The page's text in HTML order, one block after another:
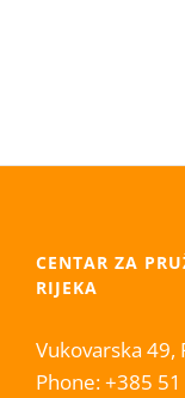
CENTAR ZA
RIJEKA
Vukovarska 49,
Phone:+385